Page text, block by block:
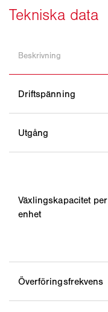
Beskrivning
Driftspänning
Utgång
Växlingskapacitet per
enhet
Överföringsfrekvens